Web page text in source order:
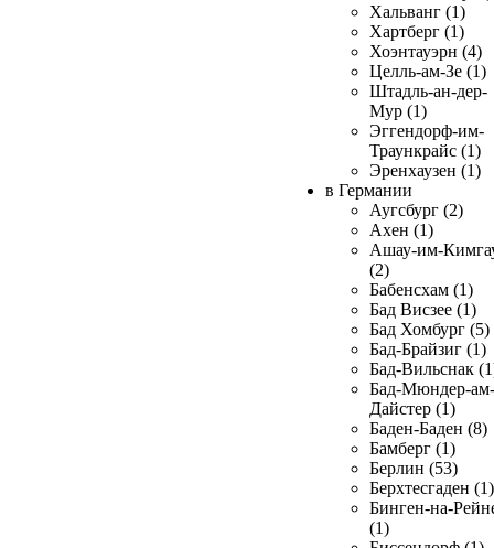
Хальванг (1)
Хартберг (1)
Хоэнтауэрн (4)
Целль-ам-Зе (1)
Штадль-ан-дер-
Мур (1)
Эггендорф-им-
Траункрайс (1)
Эренхаузен (1)
в Германии
Аугсбург (2)
Ахен (1)
Ашау-им-
(2)
Бабенсхам (1)
Бад Висзее (1)
Бад Хомбург (5)
Бад-Брайзиг (1)
Бад-Вильснак
Бад-Мюндер-ам-
Дайстер (1)
Баден-Баден (8)
Бамберг (1)
Берлин (53)
Берхтесгаден (1)
Бинген-на-
(1)